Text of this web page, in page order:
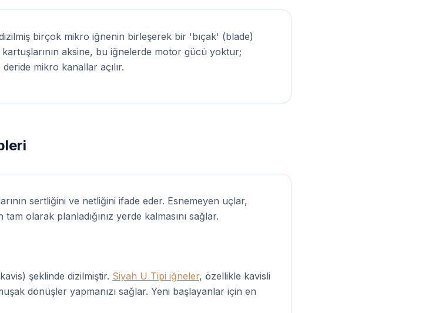
birçok mikro iğnenin birleşerek bir 'bıçak' (blade)
aksine, bu iğnelerde motor gücü yoktur;
mikro kanallar açılır.
sertliğini ve netliğini ifade eder. Esnemeyen uçlar,
olarak planladığınız yerde kalmasını sağlar.
şeklinde dizilmiştir. Siyah U Tipi iğneler, özellikle kavisli
dönüşler yapmanızı sağlar. Yeni başlayanlar için en